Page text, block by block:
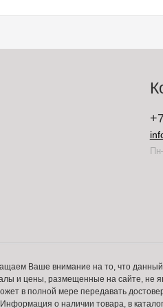
Ваше внимание на то, что
и цены, размещенные на сайте, не
в полной мере передавать
о наличии товара, в